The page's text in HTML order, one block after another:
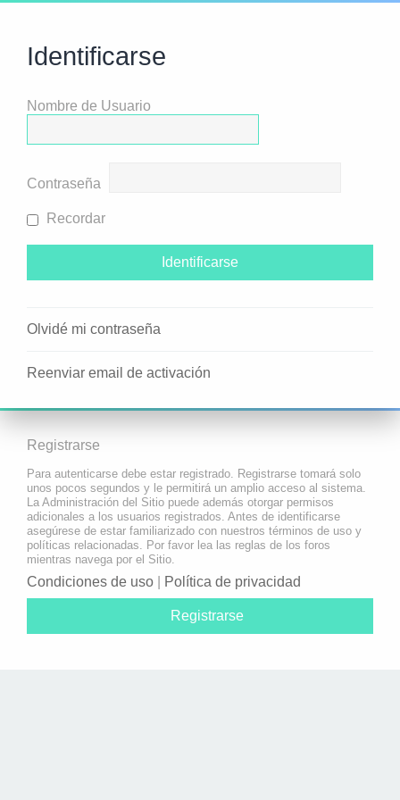
Identificarse
Nombre de Usuario
Contraseña
Recordar
Olvidé mi contraseña
Reenviar email de activación
Registrarse
Para autenticarse debe estar registrado. Registrarse tomará solo
unos pocos segundos y le permitirá un amplio acceso al sistema.
La Administración del Sitio puede además otorgar permisos
adicionales a los usuarios registrados. Antes de identificarse
asegúrese de estar familiarizado con nuestros términos de uso y
políticas relacionadas. Por favor lea las reglas de los foros
mientras navega por el Sitio.
Condiciones de uso Política de privacidad
Registrarse